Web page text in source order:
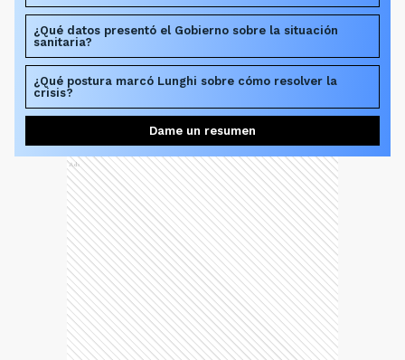
¿Qué datos presentó el Gobierno sobre la situación
sanitaria?
¿Qué postura marcó Lunghi sobre cómo resolver la
crisis?
Dame un resumen
Ads